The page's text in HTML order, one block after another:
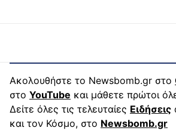
Ακολουθήστε το Newsbomb.gr στο
στο YouTube και μάθετε πρώτοι
Δείτε όλες τις τελευταίες Ειδήσεις
και τον Κόσμο, στο Newsbomb.gr